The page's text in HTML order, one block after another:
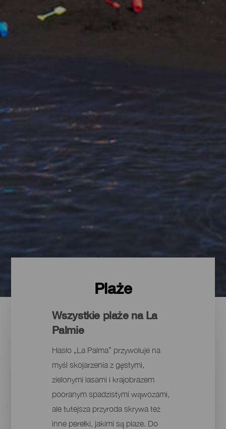
Plaże
Wszystkie plaże na La
Palmie
Hasło „La Palma” przywołuje na
myśl skojarzenia z gęstymi,
zielonymi lasami i krajobrazem
pooranym spadzistymi wąwozami,
ale tutejsza przyroda skrywa też
inne perełki, jakimi są plaże. Do